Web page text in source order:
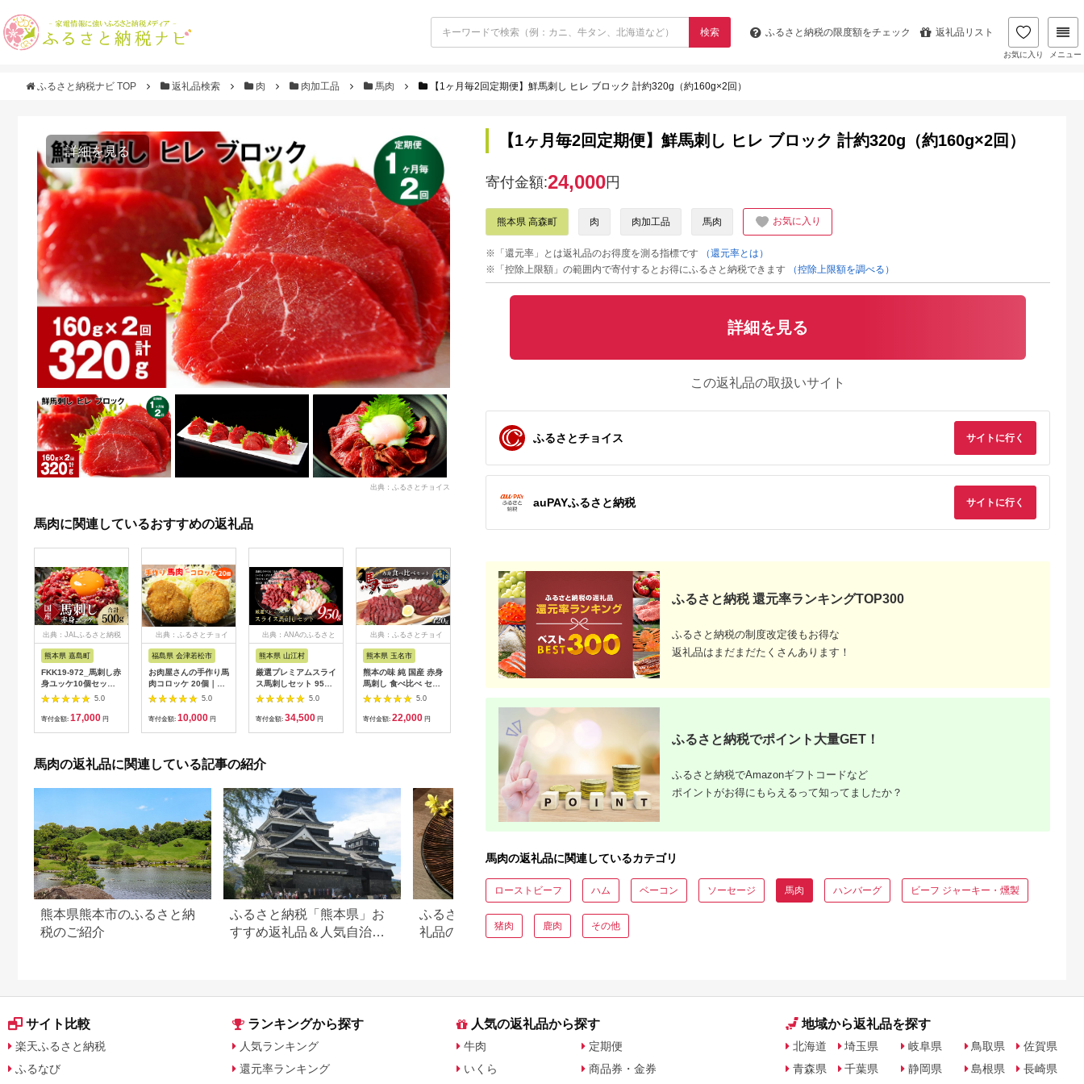
検索 ふるさと納税の限度額をチェック 返礼品リスト
お気に入り メニュー
ふるさと納税ナビ TOP 返礼品検索 肉 肉加工品 馬肉 【1ヶ月毎2回定期便】鮮馬刺し ヒレ ブロック 計約320g（約160g×2回）
詳細を見る
出典：ふるさとチョイス
馬肉に関連しているおすすめの返礼品
出典：JALふるさと納税
熊本県 嘉島町
FKK19-972_馬刺し赤
身ユッケ10個セット
馬刺し 赤身 ユッケ 肉
5.0
寄付金額: 17,000 円
出典：ふるさとチョイ
福島県 会津若松市
お肉屋さんの手作り馬
肉コロッケ 20個｜コ
ロッケ 味付け 手作り
馬肉 冷凍 おかず 弁当
揚げ物 惣菜 会津 会津
5.0
寄付金額: 10,000 円
出典：ANAのふるさと
熊本県 山江村
厳選プレミアムスライ
ス馬刺しセット 950g
馬肉 冷凍 《60日以内
に出荷予定(土日祝除
く)》 新鮮 さばきたて
---
5.0
寄付金額: 34,500 円
出典：ふるさとチョイ
熊本県 玉名市
熊本の味 純 国産 赤身
馬刺し 食べ比べ セッ
ト 約420g(約70g×6P)
5.0
寄付金額: 22,000 円
出典：楽天ふるさと納
税
福島県 猪苗代町
【ふるさと納税】国産
200g) 大久保商店 (自
家製にんにく辛子味噌
&あごだし醤油付) 馬
刺し 馬肉 味噌 お中元
5.0
37,000
出典：Yahoo!ふるさと
納税
福岡県 久留米市
ふるさと納税 久留米
【100g×5パック】馬
付き (福岡県産)
5.0
寄付金額:
出典：楽天ふるさと納
税
熊本県 氷川町
絶品 牛肉よりヘルシ
賞受賞 熊本県氷川町
定(土日祝除く)》
5.0
出典：ふるさとチョイ
熊本県 人吉市
5.0 5.0
馬肉の返礼品に関連している記事の紹介
熊本県熊本市のふるさと納
税のご紹介
ふるさと納税「熊本県」お
すすめ返礼品＆人気自治体
ふるさと納税「馬刺し」返
礼品の還元率ランキング！
ふるさと納税のジンギスカ
ンおすすめランキング
【1ヶ月毎2回定期便】鮮馬刺し ヒレ ブロック 計約320g（約160g×2回）
寄付金額:24,000円
熊本県 高森町 肉 肉加工品 馬肉 お気に入り
※「還元率」とは返礼品のお得度を測る指標です
（還元率とは）
※「控除上限額」の範囲内で寄付するとお得にふるさと納税できます
（控除上限額を調べる）
詳細を見る
この返礼品の取扱いサイト
ふるさとチョイス サイトに行く
auPAYふるさと納税 サイトに行く
ふるさと納税 還元率ランキングTOP300
ふるさと納税の制度改定後もお得な
返礼品はまだまだたくさんあります！
ふるさと納税でポイント大量GET！
ふるさと納税でAmazonギフトコードなど
ポイントがお得にもらえるって知ってましたか？
馬肉の返礼品に関連しているカテゴリ
ローストビーフ ハム ベーコン ソーセージ 馬肉 ハンバーグ ビーフ ジャーキー・燻製
猪肉 鹿肉 その他
サイト比較
楽天ふるさと納税
ふるなび
ランキングから探す
人気ランキング
還元率ランキング
人気の返礼品から探す
牛肉
いくら
定期便
商品券・金券
地域から返礼品を探す
北海道
青森県
埼玉県
千葉県
岐阜県
静岡県
鳥取県
島根県
佐賀県
長崎県